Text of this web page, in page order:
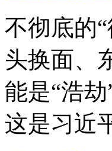
不彻底的
头换面、
能是“浩
这是习近